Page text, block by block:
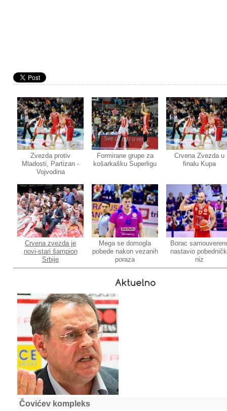
Zvezda protiv
Mladosti, Partizan -
Vojvodina
Formirane grupe za
košarkašku Superligu
Crvena Zvezda u
finalu Kupa
Crvena zvezda je
novi-stari šampion
Srbije
Mega se domogla
pobede nakon vezanih
poraza
Borac
nastavio
niz
Aktuelno
Čovićev kompleks